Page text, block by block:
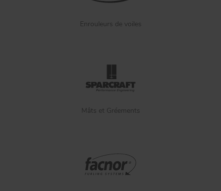
Enrouleurs de voiles
Mâts et Gréements